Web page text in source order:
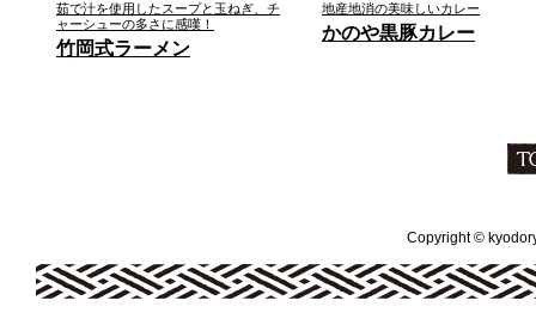
茹で汁を使用したスープと玉ねぎ、チ
ャーシューの多さに感嘆！
竹岡式ラーメン
地産地消の美味しいカレー
かのや黒豚カレー
Copyright ©